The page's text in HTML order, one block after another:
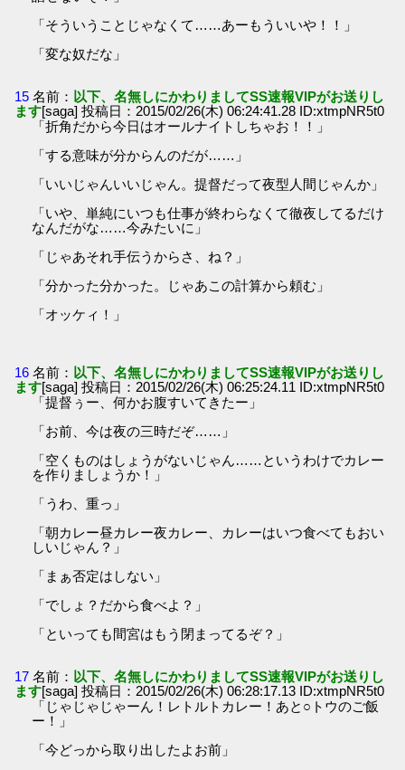
「そういうことじゃなくて……あーもういいや！！」
「変な奴だな」
15 名前： 以下、名無しにかわりましてSS速報VIPがお送りし
ます[saga] 投稿日：2015/02/26(木) 06:24:41.28 ID:xtmpNR5t0
「折角だから今日はオールナイトしちゃお！！」
「する意味が分からんのだが……」
「いいじゃんいいじゃん。提督だって夜型人間じゃんか」
「いや、単純にいつも仕事が終わらなくて徹夜してるだけ
なんだがな……今みたいに」
「じゃあそれ手伝うからさ、ね？」
「分かった分かった。じゃあこの計算から頼む」
「オッケィ！」
16 名前： 以下、名無しにかわりましてSS速報VIPがお送りし
ます[saga] 投稿日：2015/02/26(木) 06:25:24.11 ID:xtmpNR5t0
「提督ぅー、何かお腹すいてきたー」
「お前、今は夜の三時だぞ……」
「空くものはしょうがないじゃん……というわけでカレー
を作りましょうか！」
「うわ、重っ」
「朝カレー昼カレー夜カレー、カレーはいつ食べてもおい
しいじゃん？」
「まぁ否定はしない」
「でしょ？だから食べよ？」
「といっても間宮はもう閉まってるぞ？」
17 名前： 以下、名無しにかわりましてSS速報VIPがお送りし
ます[saga] 投稿日：2015/02/26(木) 06:28:17.13 ID:xtmpNR5t0
「じゃじゃじゃーん！レトルトカレー！あと○トウのご飯
ー！」
「今どっから取り出したよお前」